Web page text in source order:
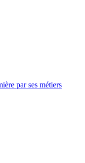
par ses métiers